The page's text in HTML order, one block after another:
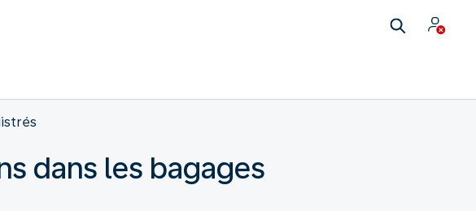
dans les bagages